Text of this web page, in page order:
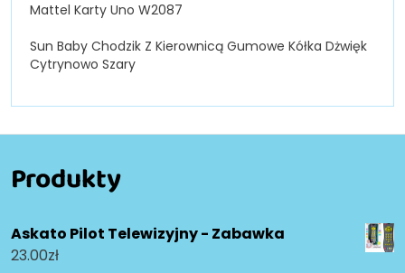
Mattel Karty Uno W2087
Sun Baby Chodzik Z Kierownicą Gumowe Kółka Dżwięk
Cytrynowo Szary
Produkty
Askato Pilot Telewizyjny - Zabawka
23.00zł